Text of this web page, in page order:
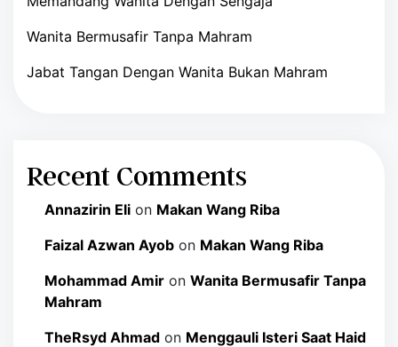
Wanita Bermusafir Tanpa Mahram
Jabat Tangan Dengan Wanita Bukan Mahram
Recent Comments
Annazirin Eli on Makan Wang Riba
Faizal Azwan Ayob on Makan Wang Riba
Mohammad Amir on Wanita Bermusafir Tanpa
Mahram
TheRsyd Ahmad on Menggauli Isteri Saat Haid